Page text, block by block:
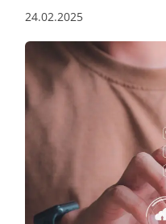
24.02.2025